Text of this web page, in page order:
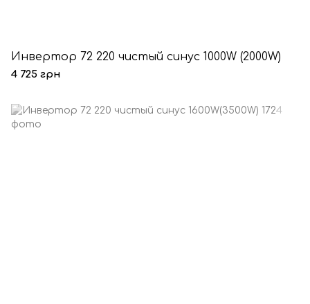
Инвертор 72 220 чистый синус 1000W (2000W)
4 725 грн